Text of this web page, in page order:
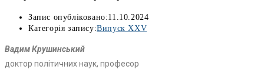
Запис опубліковано:11.10.2024
Категорія запису:Випуск XXV
Вадим Крушинський
доктор політичних наук, професор